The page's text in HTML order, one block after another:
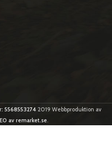
5568553274 2019 Webbproduktion av
av remarket.se